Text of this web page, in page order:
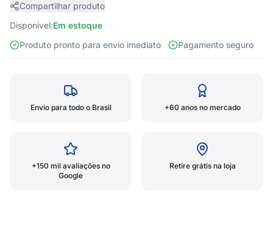
Compartilhar produto
Disponível:Em estoque
Produto pronto para envio imediato
Pagamento seguro
Envio para todo o Brasil +60 anos no mercado
+150 mil avaliações no
Google
Retire grátis na loja